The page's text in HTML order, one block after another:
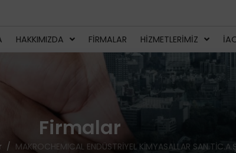
HAKKIMIZDA FIRMALAR HIZMETLERIMIZ
Firmalar
MAKROCHEMICAL ENDÜSTRİYEL KİMYASALLAR